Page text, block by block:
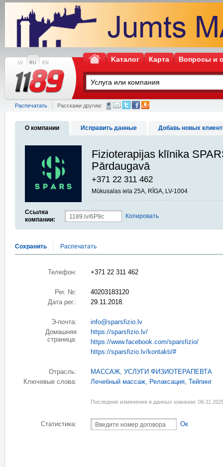
LV RU EN Kаталог Карта Вопросы и
Распечатать Расскажи другим:
О компании Исправить данные Добавь новых
Fizioterapijas klīnika
Pārdaugavā
+371 22 311 462
Mūkusalas iela 25A, RĪGA, LV-1004
Ссылка
компании:
Копировать
Сохранить Распечатать
Телефон: +371 22 311 462
Рег. №:
40203183120
Дата рег.:
29.11.2018.
Э-почта:
info@sparsfizio.lv
Домашняя
страница:
https://sparsfizio.lv/
https://www.facebook.com/sparsfizio/
https://sparsfizio.lv/kontakti/#
Отрасль: МАССАЖ, УСЛУГИ ФИЗИОТЕРАПЕВТА
Ключевые слова:
Лечебный массаж, Релаксация, Тейпинг
Последние изменения в данных комании:
Статистика: Ок